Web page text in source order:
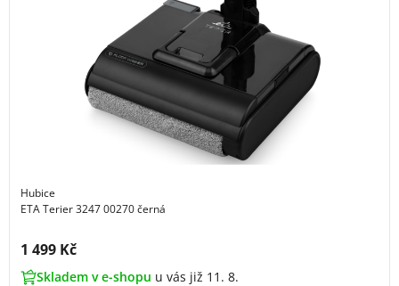
Hubice
ETA Terier 3247 00270 černá
Cena s DPH:
1 499 Kč
Skladem v e-shopu u vás již 11. 8.